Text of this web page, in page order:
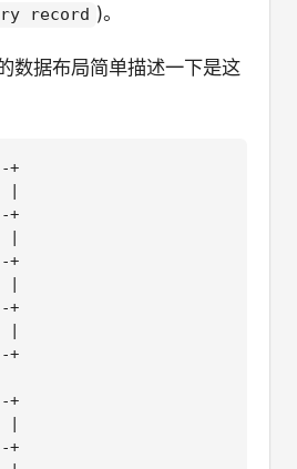
record )。
数据布局简单描述一下是这